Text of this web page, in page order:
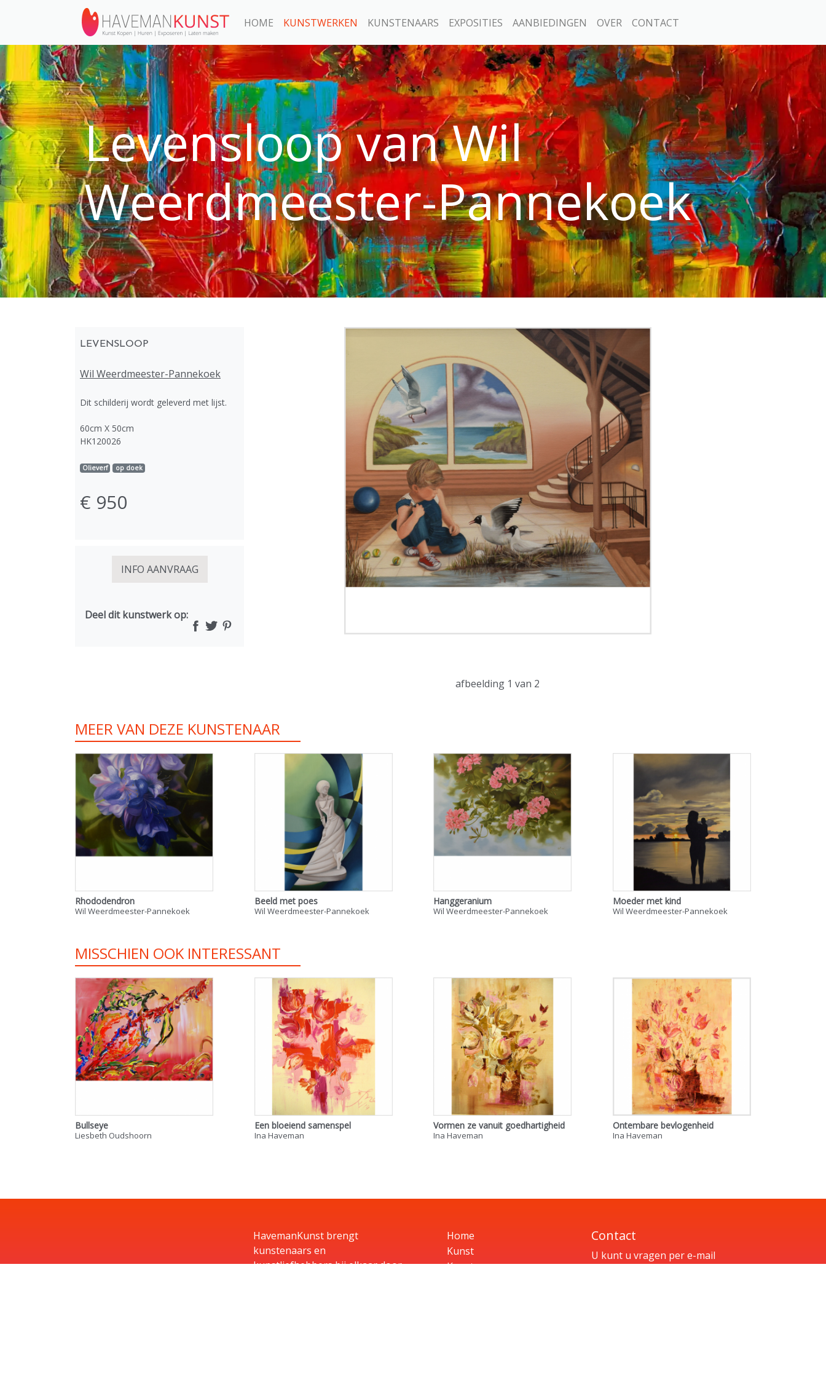
HOME KUNSTWERKEN KUNSTENAARS EXPOSITIES AANBIEDINGEN OVER CONTACT
Levensloop van Wil
Weerdmeester-Pannekoek
LEVENSLOOP
Wil Weerdmeester-Pannekoek
Dit schilderij wordt geleverd met lijst.
60cm X 50cm
HK120026
Olieverf op doek
€ 950
INFO AANVRAAG
Deel dit kunstwerk op:
afbeelding 1 van 2
MEER VAN DEZE KUNSTENAAR
Rhododendron
Wil Weerdmeester-Pannekoek
Beeld met poes
Wil Weerdmeester-Pannekoek
Hanggeranium
Wil Weerdmeester-Pannekoek
Moeder met kind
Wil Weerdmeester-Pannekoek
MISSCHIEN OOK INTERESSANT
Bullseye
Liesbeth Oudshoorn
Een bloeiend samenspel
Ina Haveman
Vormen ze vanuit goedhartigheid
Ina Haveman
Ontembare bevlogenheid
Ina Haveman
HavemanKunst brengt
kunstenaars en
kunstliefhebbers bij elkaar door
Home
Kunst
Kunstenaars
Contact
U kunt u vragen per e-mail